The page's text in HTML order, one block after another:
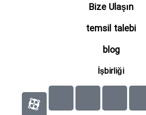
Bize Ulaşın
temsil talebi
blog
İşbirliği